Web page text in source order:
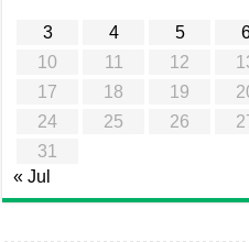
3
4 5
10
11 12
17
18 19
24
25 26
31
« Jul